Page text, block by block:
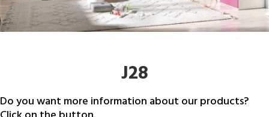
J28
Do you want more information about our products?